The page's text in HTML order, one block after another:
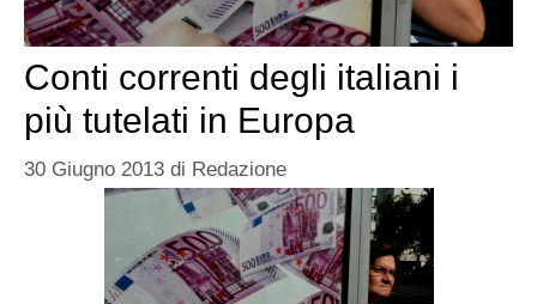
Conti correnti degli italiani i
più tutelati in Europa
30 Giugno 2013 di Redazione